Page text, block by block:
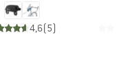
4,6(5)